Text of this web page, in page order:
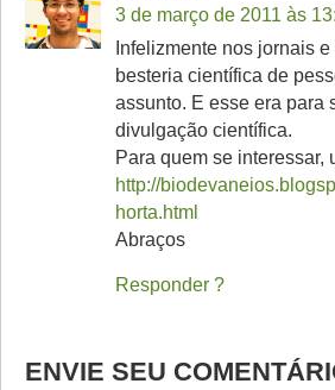
3 de março de 2011 às
Infelizmente nos jornais
besteria científica de
assunto. E esse era para
divulgação científica.
Para quem se interessar,
http://
horta.html
Abraços
Responder
ENVIE SEU